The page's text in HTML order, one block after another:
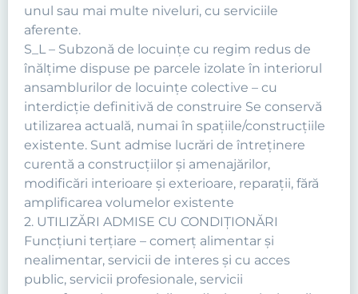
unul sau mai multe niveluri, cu serviciile
aferente.
S_L – Subzonă de locuinţe cu regim redus de
înălţime dispuse pe parcele izolate în interiorul
ansamblurilor de locuinţe colective – cu
interdicţie definitivă de construire Se conservă
utilizarea actuală, numai în spaţiile/construcţiile
existente. Sunt admise lucrări de întreţinere
curentă a construcţiilor şi amenajărilor,
modificări interioare și exterioare, reparații, fără
amplificarea volumelor existente
2. UTILIZĂRI ADMISE CU CONDIŢIONĂRI
Funcţiuni terţiare – comerţ alimentar şi
nealimentar, servicii de interes şi cu acces
public, servicii profesionale, servicii